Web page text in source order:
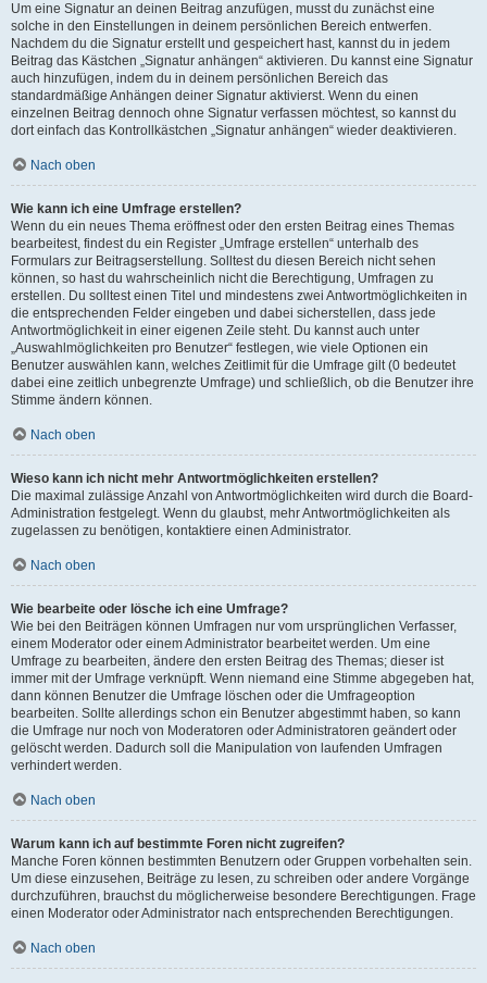
Um eine Signatur an deinen Beitrag anzufügen, musst du zunächst eine
solche in den Einstellungen in deinem persönlichen Bereich entwerfen.
Nachdem du die Signatur erstellt und gespeichert hast, kannst du in jedem
Beitrag das Kästchen „Signatur anhängen“ aktivieren. Du kannst eine Signatur
auch hinzufügen, indem du in deinem persönlichen Bereich das
standardmäßige Anhängen deiner Signatur aktivierst. Wenn du einen
einzelnen Beitrag dennoch ohne Signatur verfassen möchtest, so kannst du
dort einfach das Kontrollkästchen „Signatur anhängen“ wieder deaktivieren.
Nach oben
Wie kann ich eine Umfrage erstellen?
Wenn du ein neues Thema eröffnest oder den ersten Beitrag eines Themas
bearbeitest, findest du ein Register „Umfrage erstellen“ unterhalb des
Formulars zur Beitragserstellung. Solltest du diesen Bereich nicht sehen
können, so hast du wahrscheinlich nicht die Berechtigung, Umfragen zu
erstellen. Du solltest einen Titel und mindestens zwei Antwortmöglichkeiten in
die entsprechenden Felder eingeben und dabei sicherstellen, dass jede
Antwortmöglichkeit in einer eigenen Zeile steht. Du kannst auch unter
„Auswahlmöglichkeiten pro Benutzer“ festlegen, wie viele Optionen ein
Benutzer auswählen kann, welches Zeitlimit für die Umfrage gilt (0 bedeutet
dabei eine zeitlich unbegrenzte Umfrage) und schließlich, ob die Benutzer ihre
Stimme ändern können.
Nach oben
Wieso kann ich nicht mehr Antwortmöglichkeiten erstellen?
Die maximal zulässige Anzahl von Antwortmöglichkeiten wird durch die Board-
Administration festgelegt. Wenn du glaubst, mehr Antwortmöglichkeiten als
zugelassen zu benötigen, kontaktiere einen Administrator.
Nach oben
Wie bearbeite oder lösche ich eine Umfrage?
Wie bei den Beiträgen können Umfragen nur vom ursprünglichen Verfasser,
einem Moderator oder einem Administrator bearbeitet werden. Um eine
Umfrage zu bearbeiten, ändere den ersten Beitrag des Themas; dieser ist
immer mit der Umfrage verknüpft. Wenn niemand eine Stimme abgegeben hat,
dann können Benutzer die Umfrage löschen oder die Umfrageoption
bearbeiten. Sollte allerdings schon ein Benutzer abgestimmt haben, so kann
die Umfrage nur noch von Moderatoren oder Administratoren geändert oder
gelöscht werden. Dadurch soll die Manipulation von laufenden Umfragen
verhindert werden.
Nach oben
Warum kann ich auf bestimmte Foren nicht zugreifen?
Manche Foren können bestimmten Benutzern oder Gruppen vorbehalten sein.
Um diese einzusehen, Beiträge zu lesen, zu schreiben oder andere Vorgänge
durchzuführen, brauchst du möglicherweise besondere Berechtigungen. Frage
einen Moderator oder Administrator nach entsprechenden Berechtigungen.
Nach oben